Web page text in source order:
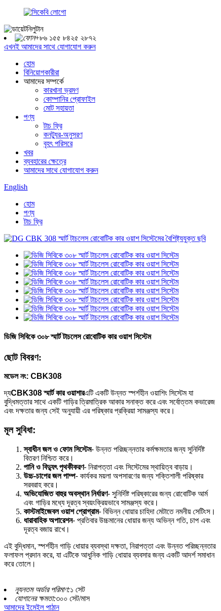
+৮৬ ১৫৫ ৮৪২৫ ২৮৭২
এখনই আমাদের সাথে যোগাযোগ করুন
হোম
বিনিয়োগকারীরা
আমাদের সম্পর্কে
কারখানা ভ্রমণ
কোম্পানির প্রোফাইল
মোট সহায়তা
পণ্য
টাচ ফ্রি
কনট্যুর-অনুসরণ
বৃহৎ পরিসরে
খবর
ব্যবহারের ক্ষেত্রে
আমাদের সাথে যোগাযোগ করুন
English
হোম
পণ্য
টাচ ফ্রি
ডিজি সিবিকে ৩০৮ স্মার্ট টাচলেস রোবোটিক কার ওয়াশ সিস্টেম
ছোট বিবরণ:
মডেল নং: CBK308
দ্যCBK308 স্মার্ট কার ওয়াশারএটি একটি উন্নত স্পর্শহীন ওয়াশিং সিস্টেম যা
বুদ্ধিমত্তার সাথে একটি গাড়ির ত্রিমাত্রিক আকার সনাক্ত করে এবং সর্বোত্তম কভারেজ
এবং দক্ষতার জন্য সেই অনুযায়ী এর পরিষ্কার প্রক্রিয়া সামঞ্জস্য করে।
মূল সুবিধা:
স্বাধীন জল ও ফোম সিস্টেম- উন্নত পরিচ্ছন্নতার কর্মক্ষমতার জন্য সুনির্দিষ্ট
বিতরণ নিশ্চিত করে।
পানি ও বিদ্যুৎ পৃথকীকরণ- নিরাপত্তা এবং সিস্টেমের স্থায়িত্ব বাড়ায়।
উচ্চ-চাপের জল পাম্প- কার্যকর ময়লা অপসারণের জন্য শক্তিশালী পরিষ্কার
সরবরাহ করে।
অভিযোজিত বাহুর অবস্থান নির্ধারণ- সুনির্দিষ্ট পরিষ্কারের জন্য রোবোটিক আর্ম
এবং গাড়ির মধ্যে দূরত্ব স্বয়ংক্রিয়ভাবে সামঞ্জস্য করে।
কাস্টমাইজেবল ওয়াশ প্রোগ্রাম- বিভিন্ন ধোয়ার চাহিদা মেটাতে নমনীয় সেটিংস।
ধারাবাহিক অপারেশন- প্রতিবার উচ্চমানের ধোয়ার জন্য অভিন্ন গতি, চাপ এবং
দূরত্ব বজায় রাখে।
এই বুদ্ধিমান, স্পর্শহীন গাড়ি ধোয়ার ব্যবস্থা দক্ষতা, নিরাপত্তা এবং উন্নত পরিচ্ছন্নতার
ফলাফল প্রদান করে, যা এটিকে আধুনিক গাড়ি ধোয়ার ব্যবসার জন্য একটি আদর্শ সমাধান
করে তোলে।
ন্যূনতম অর্ডার পরিমাণ:১ সেট
যোগানের ক্ষমতা:৩০০ সেট/মাস
আমাদের ইমেইল পাঠান